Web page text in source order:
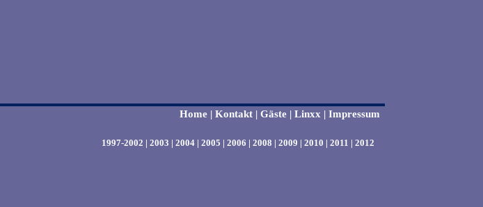
Home| Kontakt| Gäste| Linxx | Impressum
1997-2002 | 2003 | 2004 | 2005 | 2006 | 2008 | 2009 | 2010 | 2011 | 2012